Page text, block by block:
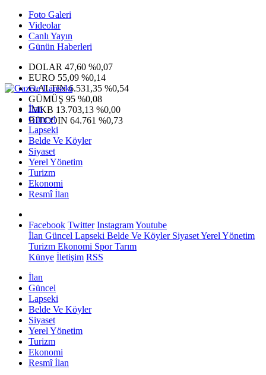
Foto Galeri
Videolar
Canlı Yayın
Günün Haberleri
DOLAR 47,60 %0,07
EURO 55,09 %0,14
G.ALTIN6.531,35 %0,54
GÜMÜŞ 95 %0,08
IMKB 13.703,13 %0,00
BITCOIN 64.761 %0,73
İlan
Güncel
Lapseki
Belde Ve Köyler
Siyaset
Yerel Yönetim
Turizm
Ekonomi
Resmî İlan
Facebook Twitter InstagramYoutube
İlan Güncel Lapseki Belde Ve KöylerSiyasetYerel Yönetim
Turizm Ekonomi SporTarım
Künye İletişim RSS
İlan
Güncel
Lapseki
Belde Ve Köyler
Siyaset
Yerel Yönetim
Turizm
Ekonomi
Resmî İlan